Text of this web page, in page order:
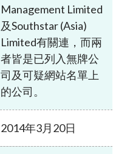
Management Limited
及Southstar (Asia)
Limited有關連，而兩
者皆是已列入無牌公
司及可疑網站名單上
的公司。
2014年3月20日